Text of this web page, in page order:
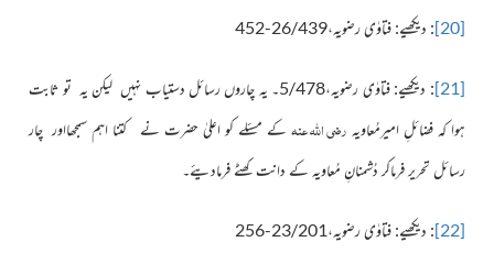
[20]: دیکھیے: فتاوٰی رضویہ،26/439-452
[21]
: دیکھیے: فتاوٰی رضویہ،5/478۔ یہ چاروں رسائل دستیاب نہیں لیکن یہ تو ثابت
ہوا کہ فضائلِ امیرمُعاویہ رضی اللہ عنہ کے مسئلے کو اعلیٰ حضرت نے کتنا اہم سمجھااور چار
رسائل تحریر فرماکر دُشمنانِ مُعاویہ کے دانت کھٹے فرمادیئے۔
[22]: دیکھیے: فتاوٰی رضویہ،23/201-256